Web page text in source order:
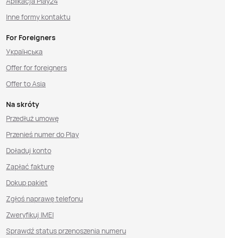
Inne formy kontaktu
For Foreigners
Українська
Offer for foreigners
Offer to Asia
Na skróty
Przedłuż umowę
Przenieś numer do Play
Doładuj konto
Zapłać fakturę
Dokup pakiet
Zgłoś naprawę telefonu
Zweryfikuj IMEI
Sprawdź status przenoszenia numeru